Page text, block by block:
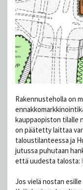
Rakennusteholla on
kauppaopiston tilalle
on päätetty laittaa
taloustilanteessa ja
jutussa puhutaan
että uudesta talosta:
Jos vielä nostan